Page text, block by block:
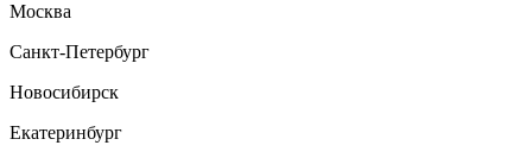
Москва
Санкт-Петербург
Новосибирск
Екатеринбург